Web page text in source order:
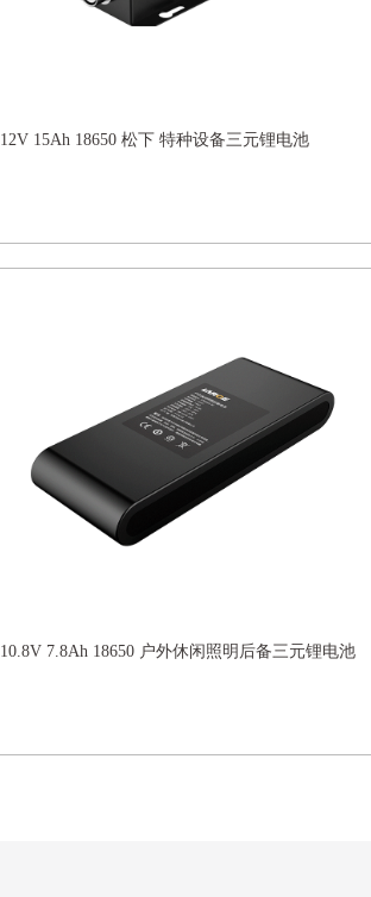
12V 15Ah 18650 松下 特种设备三元锂电池
10.8V 7.8Ah 18650 户外休闲照明后备三元锂电池